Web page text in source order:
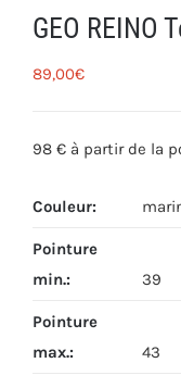
GEO REINO
89,00€
98 € à partir de la
Couleur:
Pointure
min.: 39
Pointure
max.: 43